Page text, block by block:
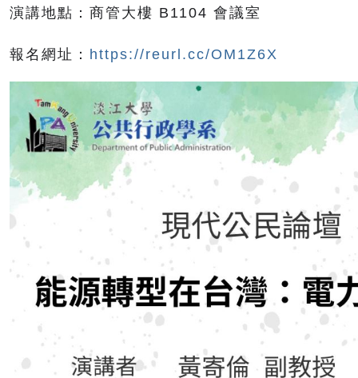
演講地點：商管大樓 B1104 會議室
報名網址： https://reurl.cc/OM1Z6X